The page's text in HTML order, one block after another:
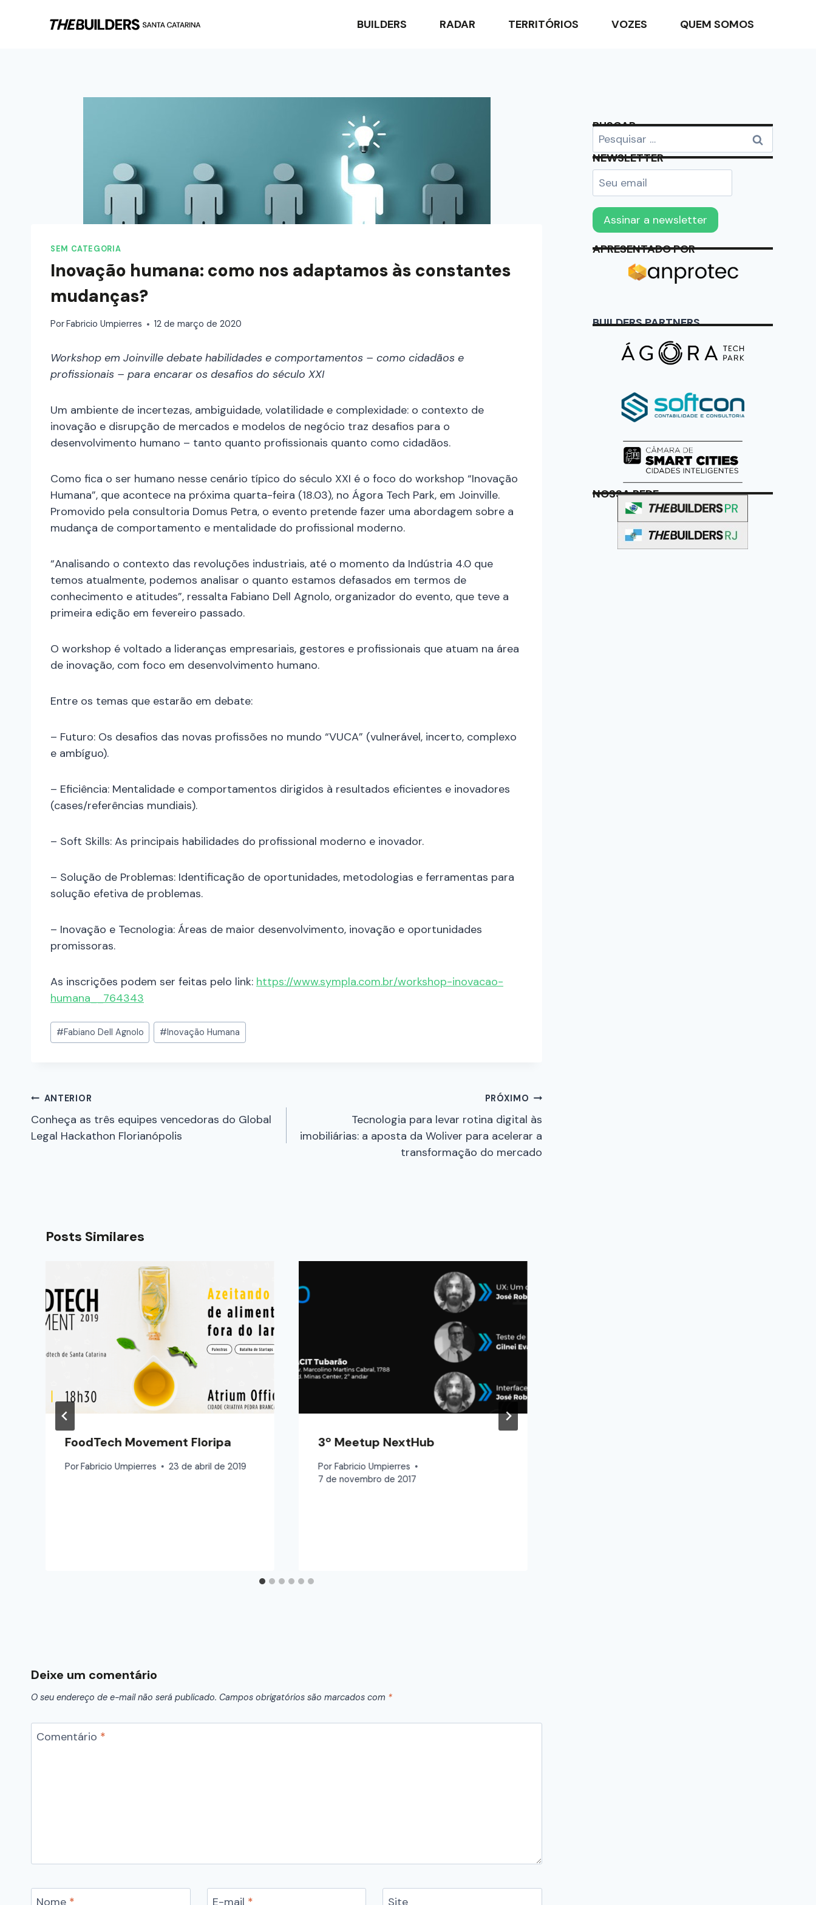
BUILDERS RADAR TERRITÓRIOS VOZES QUEM SOMOS
SEM CATEGORIA
Inovação humana: como nos adaptamos às constantes
mudanças?
PorFabricio Umpierres 12 de março de 2020
Workshop em Joinville debate habilidades e comportamentos – como cidadãos e
profissionais – para encarar os desafios do século XXI
Um ambiente de incertezas, ambiguidade, volatilidade e complexidade: o contexto de
inovação e disrupção de mercados e modelos de negócio traz desafios para o
desenvolvimento humano – tanto quanto profissionais quanto como cidadãos.
Como fica o ser humano nesse cenário típico do século XXI é o foco do workshop “Inovação
Humana”, que acontece na próxima quarta-feira (18.03), no Ágora Tech Park, em Joinville.
Promovido pela consultoria Domus Petra, o evento pretende fazer uma abordagem sobre a
mudança de comportamento e mentalidade do profissional moderno.
“Analisando o contexto das revoluções industriais, até o momento da Indústria 4.0 que
temos atualmente, podemos analisar o quanto estamos defasados em termos de
conhecimento e atitudes”, ressalta Fabiano Dell Agnolo, organizador do evento, que teve a
primeira edição em fevereiro passado.
O workshop é voltado a lideranças empresariais, gestores e profissionais que atuam na área
de inovação, com foco em desenvolvimento humano.
Entre os temas que estarão em debate:
– Futuro: Os desafios das novas profissões no mundo “VUCA” (vulnerável, incerto, complexo
e ambíguo).
– Eficiência: Mentalidade e comportamentos dirigidos à resultados eficientes e inovadores
(cases/referências mundiais).
– Soft Skills: As principais habilidades do profissional moderno e inovador.
– Solução de Problemas: Identificação de oportunidades, metodologias e ferramentas para
solução efetiva de problemas.
– Inovação e Tecnologia: Áreas de maior desenvolvimento, inovação e oportunidades
promissoras.
As inscrições podem ser feitas pelo link: https://www.sympla.com.br/workshop-inovacao-
humana__764343
#Fabiano Dell Agnolo #Inovação Humana
ANTERIOR
Conheça as três equipes vencedoras do Global
Legal Hackathon Florianópolis
PRÓXIMO
Tecnologia para levar rotina digital às
imobiliárias: a aposta da Woliver para acelerar a
transformação do mercado
Posts Similares
FoodTech Movement Floripa
PorFabricio Umpierres 23 de abril de 2019
3º Meetup NextHub
Por Fabricio Umpierres
7 de novembro de 2017
Deixe um comentário
O seu endereço de e-mail não será publicado. Campos obrigatórios são marcados com *
Comentário *
Nome * E-mail * Site
BUSCAR
NEWSLETTER
APRESENTADO POR
BUILDERS PARTNERS
NOSSA REDE